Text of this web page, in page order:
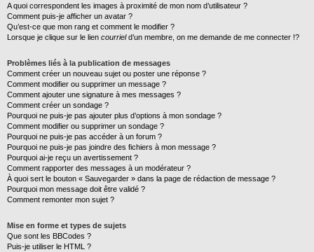
A quoi correspondent les images à proximité de mon nom d’utilisateur ?
Comment puis-je afficher un avatar ?
Qu’est-ce que mon rang et comment le modifier ?
Lorsque je clique sur le lien courrield’un membre, on me demande de me connecter !?
Problèmes liés à la publication de messages
Comment créer un nouveau sujet ou poster une réponse ?
Comment modifier ou supprimer un message ?
Comment ajouter une signature à mes messages ?
Comment créer un sondage ?
Pourquoi ne puis-je pas ajouter plus d’options à mon sondage ?
Comment modifier ou supprimer un sondage ?
Pourquoi ne puis-je pas accéder à un forum ?
Pourquoi ne puis-je pas joindre des fichiers à mon message ?
Pourquoi ai-je reçu un avertissement ?
Comment rapporter des messages à un modérateur ?
À quoi sert le bouton « Sauvegarder » dans la page de rédaction de message ?
Pourquoi mon message doit être validé ?
Comment remonter mon sujet ?
Mise en forme et types de sujets
Que sont les BBCodes ?
Puis-je utiliser le HTML ?